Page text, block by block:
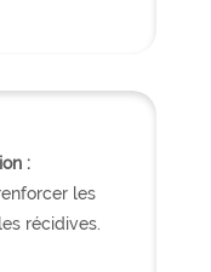
:
les
récidives.